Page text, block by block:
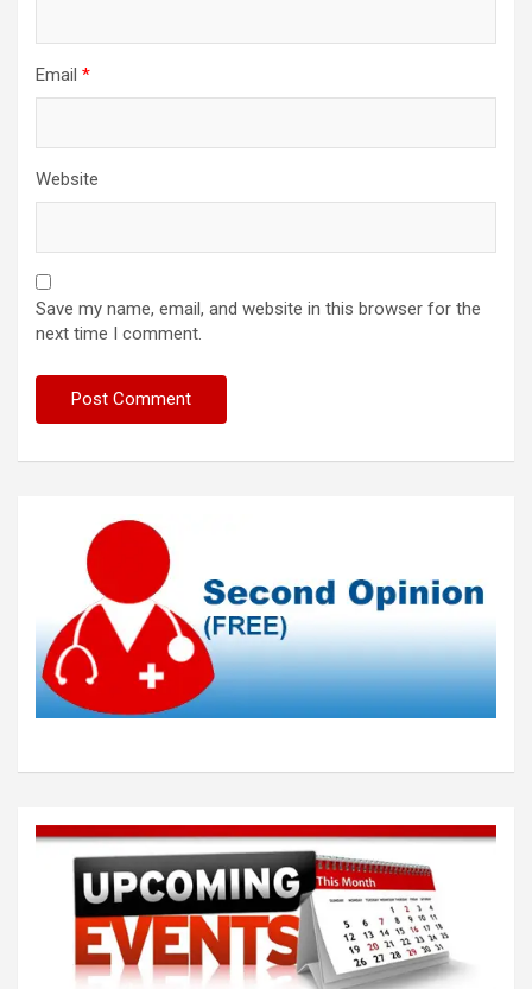
Email *
Website
Save my name, email, and website in this browser for the
next time I comment.